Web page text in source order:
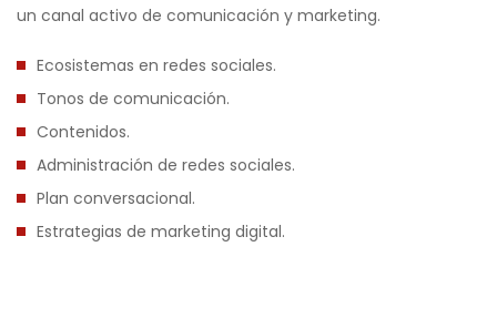
un canal activo de comunicación y marketing.
Ecosistemas en redes sociales.
Tonos de comunicación.
Contenidos.
Administración de redes sociales.
Plan conversacional.
Estrategias de marketing digital.